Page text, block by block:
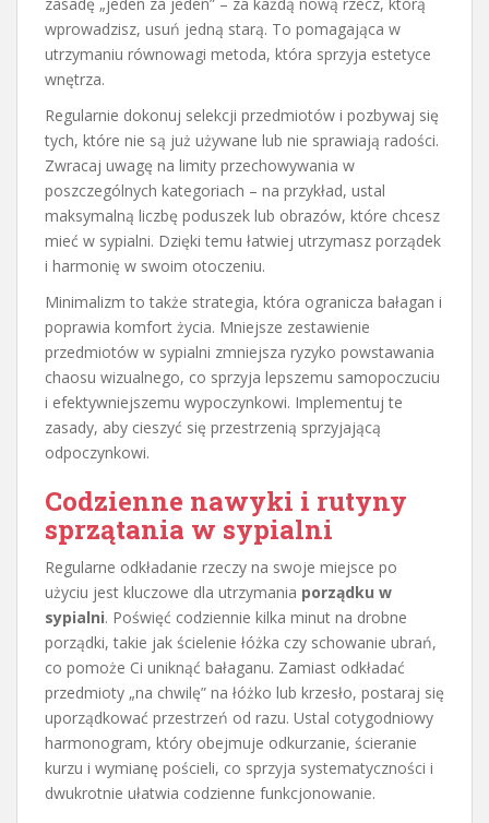
zasadę „jeden za jeden” – za każdą nową rzecz, którą
wprowadzisz, usuń jedną starą. To pomagająca w
utrzymaniu równowagi metoda, która sprzyja estetyce
wnętrza.
Regularnie dokonuj selekcji przedmiotów i pozbywaj się
tych, które nie są już używane lub nie sprawiają radości.
Zwracaj uwagę na limity przechowywania w
poszczególnych kategoriach – na przykład, ustal
maksymalną liczbę poduszek lub obrazów, które chcesz
mieć w sypialni. Dzięki temu łatwiej utrzymasz porządek
i harmonię w swoim otoczeniu.
Minimalizm to także strategia, która ogranicza bałagan i
poprawia komfort życia. Mniejsze zestawienie
przedmiotów w sypialni zmniejsza ryzyko powstawania
chaosu wizualnego, co sprzyja lepszemu samopoczuciu
i efektywniejszemu wypoczynkowi. Implementuj te
zasady, aby cieszyć się przestrzenią sprzyjającą
odpoczynkowi.
Codzienne nawyki i rutyny
sprzątania w sypialni
Regularne odkładanie rzeczy na swoje miejsce po
użyciu jest kluczowe dla utrzymania porządku w
sypialni. Poświęć codziennie kilka minut na drobne
porządki, takie jak ścielenie łóżka czy schowanie ubrań,
co pomoże Ci uniknąć bałaganu. Zamiast odkładać
przedmioty „na chwilę” na łóżko lub krzesło, postaraj się
uporządkować przestrzeń od razu. Ustal cotygodniowy
harmonogram, który obejmuje odkurzanie, ścieranie
kurzu i wymianę pościeli, co sprzyja systematyczności i
dwukrotnie ułatwia codzienne funkcjonowanie.